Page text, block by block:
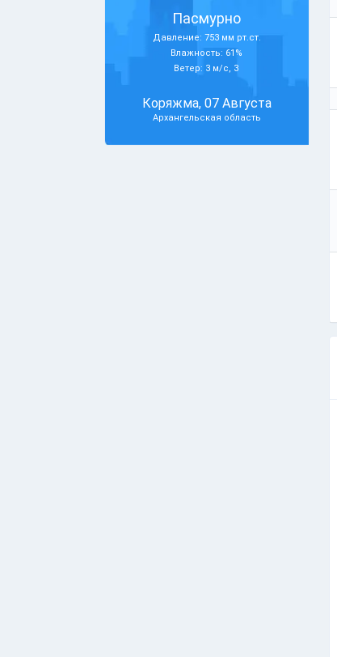
Пасмурно
Давление: 753 мм рт.ст.
Влажность: 61%
Ветер: 3 м/с, З
Коряжма, 07 Августа
Архангельская область